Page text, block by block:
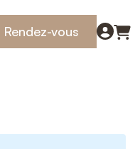
Rendez-vous